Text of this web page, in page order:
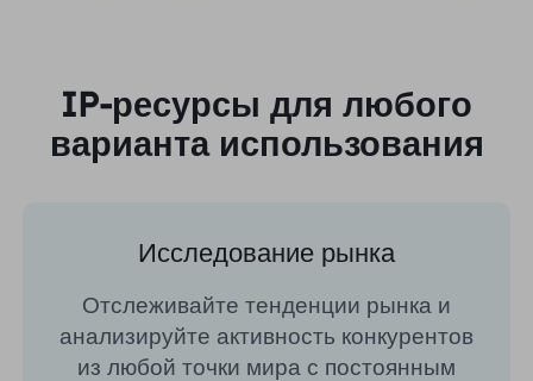
IP-ресурсы для любого
варианта использования
Исследование рынка
Отслеживайте тенденции рынка и
анализируйте активность конкурентов
из любой точки мира с постоянным